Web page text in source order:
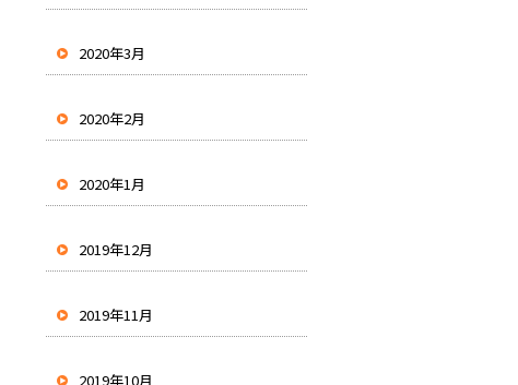
2020年3月
2020年2月
2020年1月
2019年12月
2019年11月
2019年10月